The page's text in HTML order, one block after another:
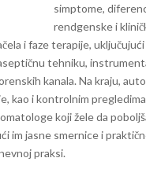
simptome,
rendgenske i
i faze terapije,
tehniku,
kanala. Na kraju,
kao i kontrolnim
koji žele da
im jasne smernice i
praksi.